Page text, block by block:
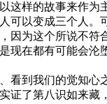
这样的故事来作为
可以变成三个人。
因为这个所说不符
现在都有可能会沦
到我们的觉知心
证了第八识如来藏